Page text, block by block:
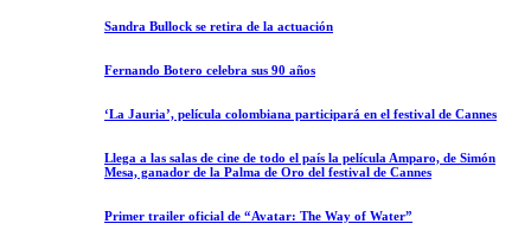
Sandra Bullock se retira de la actuación
Fernando Botero celebra sus 90 años
‘La Jauria’, película colombiana participará en el festival de Cannes
Llega a las salas de cine de todo el país la película Amparo, de Simón
Mesa, ganador de la Palma de Oro del festival de Cannes
Primer trailer oficial de “Avatar: The Way of Water”